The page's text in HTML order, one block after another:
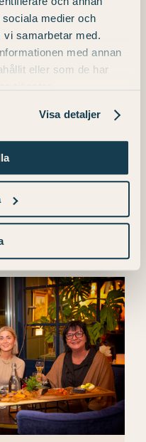
medier och
vi samarbetar med.
med annan
eller som de har
Visa detaljer
PM